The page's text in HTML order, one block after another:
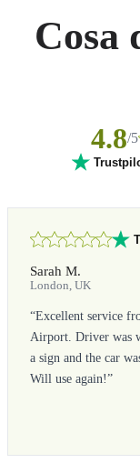
Cosa
4.8/5
Sarah M.
London, UK
“Excellent service
Airport. Driver was
a sign and the car
Will use again!”